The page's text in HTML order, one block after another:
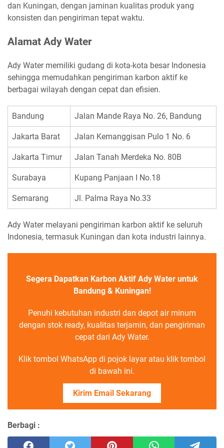
dan Kuningan, dengan jaminan kualitas produk yang
konsisten dan pengiriman tepat waktu.
Alamat Ady Water
Ady Water memiliki gudang di kota-kota besar Indonesia
sehingga memudahkan pengiriman karbon aktif ke
berbagai wilayah dengan cepat dan efisien.
Bandung Jalan Mande Raya No. 26, Bandung
Jakarta Barat Jalan Kemanggisan Pulo 1 No. 6
Jakarta Timur Jalan Tanah Merdeka No. 80B
Surabaya Kupang Panjaan I No.18
Semarang Jl. Palma Raya No.33
Ady Water melayani pengiriman karbon aktif ke seluruh
Indonesia, termasuk Kuningan dan kota industri lainnya.
Segera Dapatkan Karbon Aktif Ady Water untuk
Bandung & Kuningan!
Penuhi kebutuhan industri dan depot air minum
dengan stok ready, kualitas terjamin, dan pengiriman
cepat dari Ady Water.
Klik tombol WhatsApp di pojok layar atau klik tombol
di bawah ini.
Kirim Email Sekarang
Berbagi :